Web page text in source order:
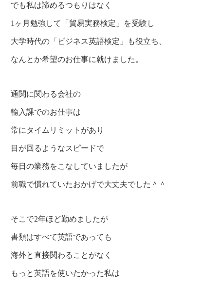
でも私は諦めるつもりはなく
1ヶ月勉強して「貿易実務検定」を受験し
大学時代の「ビジネス英語検定」も役立ち、
なんとか希望のお仕事に就けました。
通関に関わる会社の
輸入課でのお仕事は
常にタイムリミットがあり
目が回るようなスピードで
毎日の業務をこなしていましたが
前職で慣れていたおかげで大丈夫でした＾＾
そこで2年ほど勤めましたが
書類はすべて英語であっても
海外と直接関わることがなく
もっと英語を使いたかった私は